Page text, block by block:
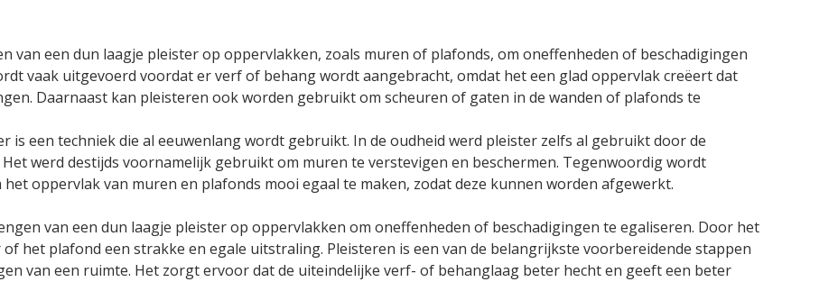
van een dun laagje pleister op oppervlakken, zoals muren of plafonds, om oneffenheden of beschadigingen
vaak uitgevoerd voordat er verf of behang wordt aangebracht, omdat het een glad oppervlak creëert dat
Daarnaast kan pleisteren ook worden gebruikt om scheuren of gaten in de wanden of plafonds te
is een techniek die al eeuwenlang wordt gebruikt. In de oudheid werd pleister zelfs al gebruikt door de
Het werd destijds voornamelijk gebruikt om muren te verstevigen en beschermen. Tegenwoordig wordt
oppervlak van muren en plafonds mooi egaal te maken, zodat deze kunnen worden afgewerkt.
van een dun laagje pleister op oppervlakken om oneffenheden of beschadigingen te egaliseren. Door het
het plafond een strakke en egale uitstraling. Pleisteren is een van de belangrijkste voorbereidende stappen
van een ruimte. Het zorgt ervoor dat de uiteindelijke verf- of behanglaag beter hecht en geeft een beter